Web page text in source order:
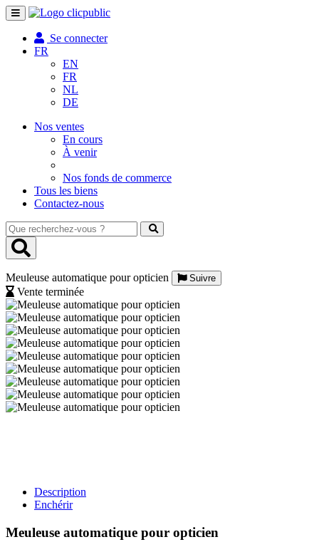
Toggle
navigation
Se connecter
FR
EN
FR
NL
DE
Nos ventes
En cours
À venir
Nos fonds de commerce
Tous les biens
Contactez-nous
Que
recherchez-
vous
Meuleuse automatique pour opticien
Suivre
Vente terminée
Description
Enchérir
Meuleuse automatique pour opticien